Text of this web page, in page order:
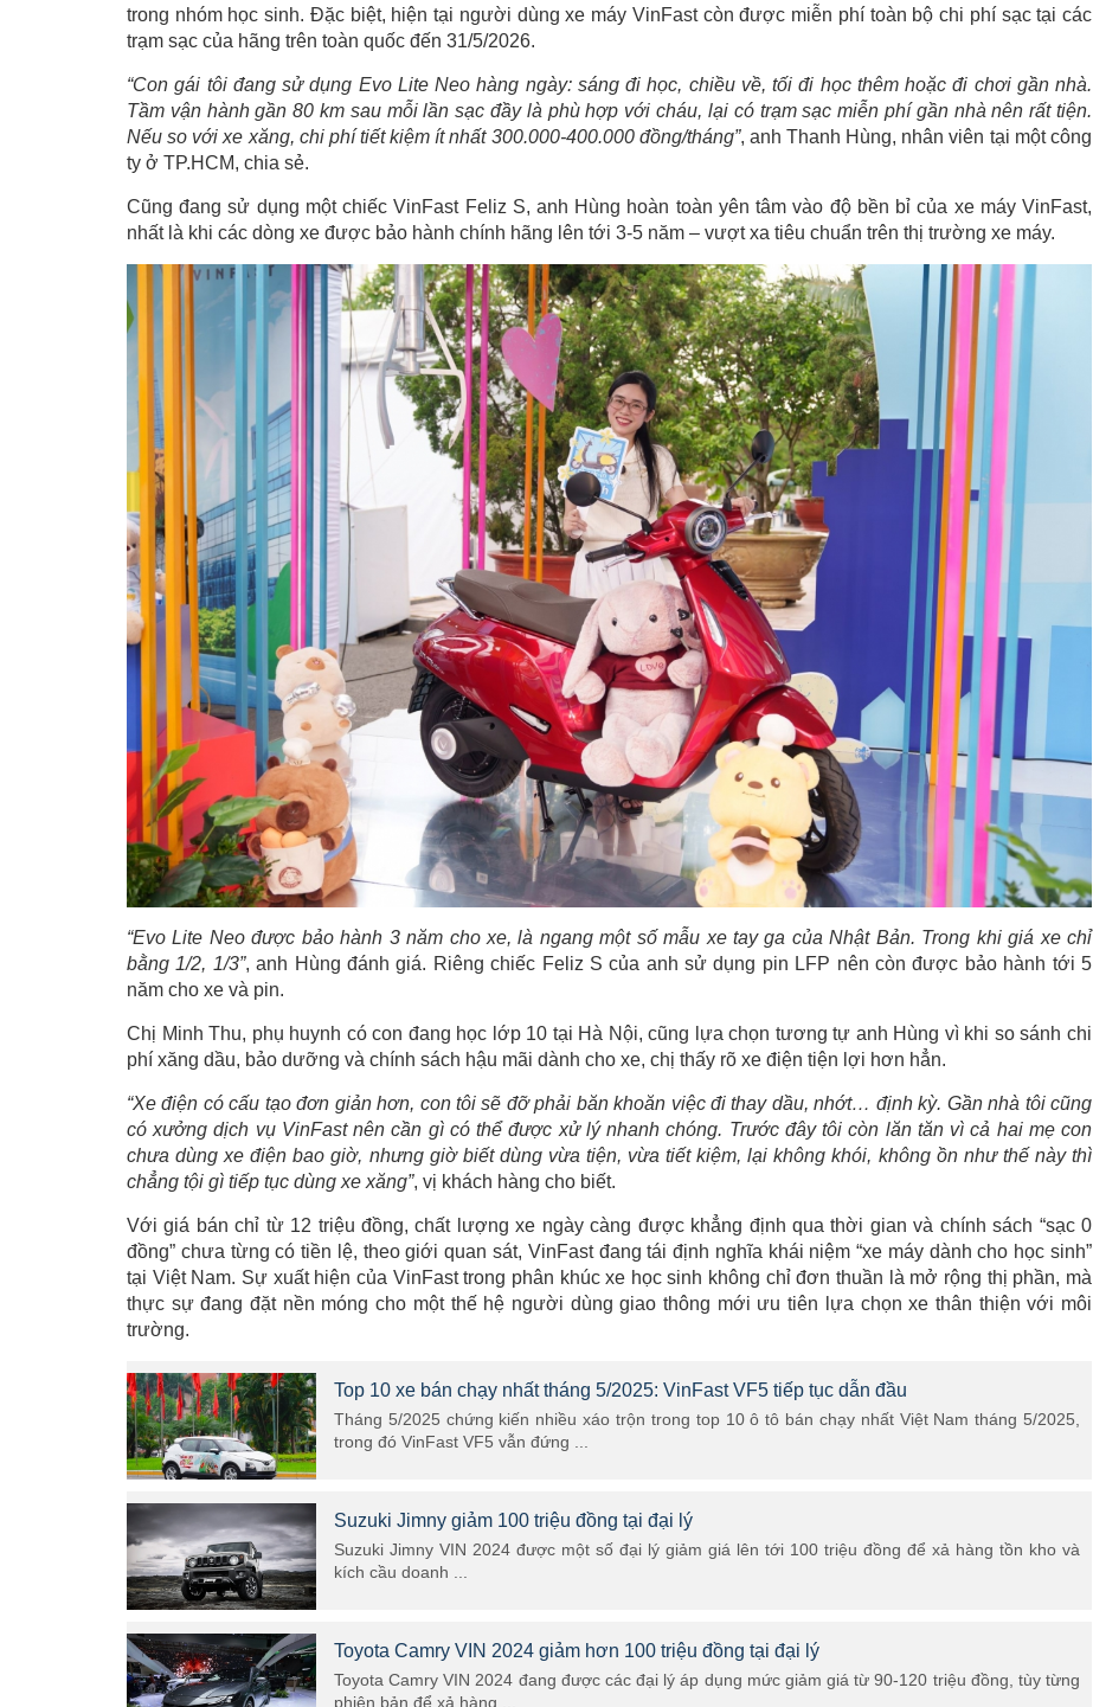
trong nhóm học sinh. Đặc biệt, hiện tại người dùng xe máy VinFast còn được miễn phí toàn bộ chi phí sạc tại các
trạm sạc của hãng trên toàn quốc đến 31/5/2026.
“Con gái tôi đang sử dụng Evo Lite Neo hàng ngày:sáng đi học, chiều về, tối đi học thêm hoặc đi chơi gần nhà.
Tầm vận hành gần 80 km sau mỗi lần sạc đầy là phù hợp với cháu, lại có trạm sạc miễn phí gần nhà nên rất tiện.
Nếu so với xe xăng, chi phí tiết kiệm ít nhất 300.000-400.000 đồng/tháng”, anh Thanh Hùng, nhân viên tại một công
ty ở TP.HCM, chia sẻ.
Cũng đang sử dụng một chiếc VinFast Feliz S, anh Hùng hoàn toàn yên tâm vào độ bền bỉ của xe máy VinFast,
nhất là khi các dòng xe được bảo hành chính hãng lên tới 3-5 năm – vượt xa tiêu chuẩn trên thị trường xe máy.
“Evo Lite Neo được bảo hành 3 năm cho xe, là ngang một số mẫu xe tay ga của Nhật Bản. Trong khi giá xe chỉ
bằng 1/2, 1/3”, anh Hùng đánh giá. Riêng chiếc Feliz S của anh sử dụng pin LFP nên còn được bảo hành tới 5
năm cho xe và pin.
Chị Minh Thu, phụ huynh có con đang học lớp 10 tại Hà Nội, cũng lựa chọn tương tự anh Hùng vì khi so sánh chi
phí xăng dầu, bảo dưỡng và chính sách hậu mãi dành cho xe, chị thấy rõ xe điện tiện lợi hơn hẳn.
“Xe điện có cấu tạo đơn giản hơn, con tôi sẽ đỡ phải băn khoăn việc đi thay dầu, nhớt… định kỳ. Gần nhà tôi cũng
có xưởng dịch vụ VinFast nên cần gì có thể được xử lý nhanh chóng. Trước đây tôi còn lăn tăn vì cả hai mẹ con
chưa dùng xe điện bao giờ, nhưng giờ biết dùng vừa tiện, vừa tiết kiệm, lại không khói, không ồn như thế này thì
chẳng tội gì tiếp tục dùng xe xăng”, vị khách hàng cho biết.
Với giá bán chỉ từ 12 triệu đồng, chất lượng xe ngày càng được khẳng định qua thời gian và chính sách “sạc 0
đồng” chưa từng có tiền lệ, theo giới quan sát, VinFast đang tái định nghĩa khái niệm “xe máy dành cho học sinh”
tại Việt Nam. Sự xuất hiện của VinFast trong phân khúc xe học sinh không chỉ đơn thuần là mở rộng thị phần, mà
thực sự đang đặt nền móng cho một thế hệ người dùng giao thông mới ưu tiên lựa chọn xe thân thiện với môi
trường.
Top 10 xe bán chạy nhất tháng 5/2025: VinFast VF5 tiếp tục dẫn đầu
Tháng 5/2025 chứng kiến nhiều xáo trộn trong top 10 ô tô bán chạy nhất Việt Nam tháng 5/2025,
trong đó VinFast VF5 vẫn đứng ...
Suzuki Jimny giảm 100 triệu đồng tại đại lý
Suzuki Jimny VIN 2024 được một số đại lý giảm giá lên tới 100 triệu đồng để xả hàng tồn kho và
kích cầu doanh ...
Toyota Camry VIN 2024 giảm hơn 100 triệu đồng tại đại lý
Toyota Camry VIN 2024 đang được các đại lý áp dụng mức giảm giá từ 90-120 triệu đồng, tùy từng
phiên bản để xả hàng ...